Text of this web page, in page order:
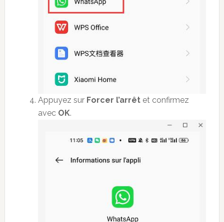
Appuyez sur Forcer l’arrêtet confirmez
avec OK.